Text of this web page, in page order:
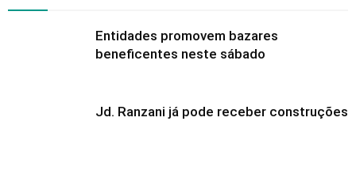
Entidades promovem bazares
beneficentes neste sábado
Jd. Ranzani já pode receber construções